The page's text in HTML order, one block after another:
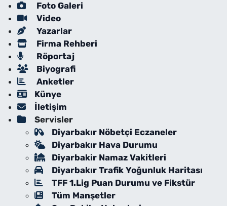
Foto Galeri
Video
Yazarlar
Firma Rehberi
Röportaj
Biyografi
Anketler
Künye
İletişim
Servisler
Diyarbakır Nöbetçi Eczaneler
Diyarbakır Hava Durumu
Diyarbakir Namaz Vakitleri
Diyarbakır Trafik Yoğunluk Haritası
TFF 1.Lig Puan Durumu ve Fikstür
Tüm Manşetler